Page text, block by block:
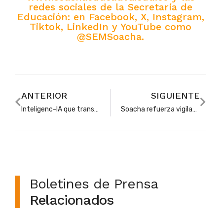
redes sociales de la Secretaría de
Educación: en Facebook, X, Instagram,
Tiktok, LinkedIn y YouTube como
@SEMSoacha.
ANTERIOR
Inteligenc-IA que transforma el territorio: comienza el reto de las Olimpiadas STEM+
SIGUIENTE
Soacha refuerza vigilancia y vacunación ante alerta por sarampión
Boletines de Prensa
Relacionados